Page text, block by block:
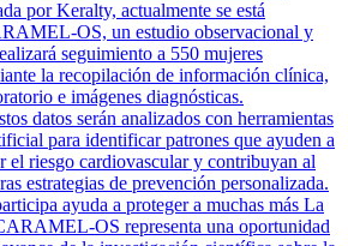
por Keralty, actualmente se está
OS, un estudio observacional y
seguimiento a 550 mujeres
la recopilación de información clínica,
e imágenes diagnósticas.
datos serán analizados con herramientas
para identificar patrones que ayuden a
el riesgo cardiovascular y contribuyan al
estrategias de prevención personalizada.
ayuda a proteger a muchas más La
OS representa una oportunidad